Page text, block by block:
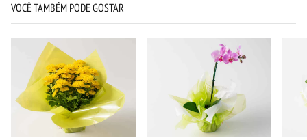
VOCÊ TAMBÉM PODE GOSTAR